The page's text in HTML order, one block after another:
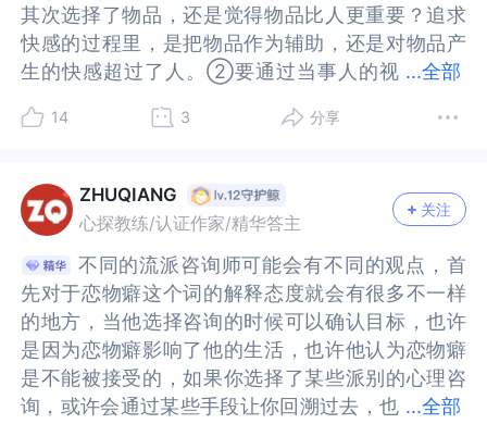
...全部
其次选择了物品，还是觉得物品比人更重要？追求
快感的过程里，是把物品作为辅助，还是对物品产
生的快感超过了人。②要通过当事人的视
的：或许是因为自己的道德观念不接受自己的行
突。我们一般意义上的“正常性行为”是由很多快感
组成的，最终导致了生殖器性高潮的结果。而之前
的很多性快感带在人生命的早期或多或少主导过人
获取快感的方式，理想情况下，很多其他快感带会
退到后面，作为辅助生殖器快感（比如接吻或者其
他身体接触行为）。那些后来被我们当成问题的东
西，实际上在我们生命里曾经是重要过的。“恋物
癖”也是类似的，只是快感的对象换成了和声音、目
光、气味、味道、触感有关的东西。要改变这些的
其次选择了物品，还是觉得物品比人更重要？追求
快感的过程里，是把物品作为辅助，还是对物品产
生的快感超过了人。②要通过当事人的视角，明确
因为自己的道德观念不接受自己的行为，或许是在
意义上的“正常性行为”是由很多快感组成的，最终
导致了生殖器性高潮的结果。而之前的很多性快感
带在人生命的早期或多或少主导过人获取快感的方
式，理想情况下，很多其他快感带会退到后面，作
为辅助生殖器快感（比如接吻或者其他身体接触行
为）。那些后来被我们当成问题的东西，实际上在
我们生命里曾经是重要过的。“恋物癖”也是类似
的，只是快感的对象换成了和声音、目光、气味、
味道、触感有关的东西。要改变这些的话，除非我
14 3 分享
ZHUQIANG
心探教练/认证作家/精华答主
关注
...全部
不同的流派咨询师可能会有不同的观点，首
先对于恋物癖这个词的解释态度就会有很多不一样
的地方，当他选择咨询的时候可以确认目标，也许
是因为恋物癖影响了他的生活，也许他认为恋物癖
是不能被接受的，如果你选择了某些派别的心理咨
询，或许会通过某些手段让你回溯过去，也
先对于恋物癖这个词的解释态度就会有很多不一样
的地方，当他选择咨询的时候可以确认目标，也许
是因为恋物癖影响了他的生活，也许他认为恋物癖
是不能被接受的，如果你选择了某些派别的心理咨
询，或许会通过某些手段让你回溯过去，也有可能